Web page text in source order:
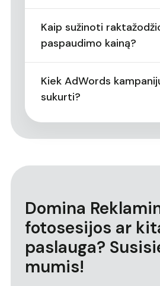
Kaip sužinoti
paspaudimo kainą?
Kiek AdWords
sukurti?
Domina
fotosesijos ar
paslauga?
mumis!